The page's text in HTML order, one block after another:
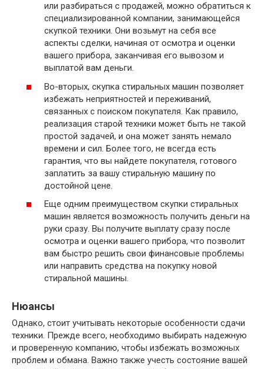
или разбираться с продажей, можно обратиться к
специализированной компании, занимающейся
скупкой техники. Они возьмут на себя все
аспекты сделки, начиная от осмотра и оценки
вашего прибора, заканчивая его вывозом и
выплатой вам деньги.
Во-вторых, скупка стиральных машин позволяет
избежать неприятностей и переживаний,
связанных с поиском покупателя. Как правило,
реализация старой техники может быть не такой
простой задачей, и она может занять немало
времени и сил. Более того, не всегда есть
гарантия, что вы найдете покупателя, готового
заплатить за вашу стиральную машину по
достойной цене.
Еще одним преимуществом скупки стиральных
машин является возможность получить деньги на
руки сразу. Вы получите выплату сразу после
осмотра и оценки вашего прибора, что позволит
вам быстро решить свои финансовые проблемы
или направить средства на покупку новой
стиральной машины.
Нюансы
Однако, стоит учитывать некоторые особенности сдачи
техники. Прежде всего, необходимо выбирать надежную
и проверенную компанию, чтобы избежать возможных
проблем и обмана. Важно также учесть состояние вашей